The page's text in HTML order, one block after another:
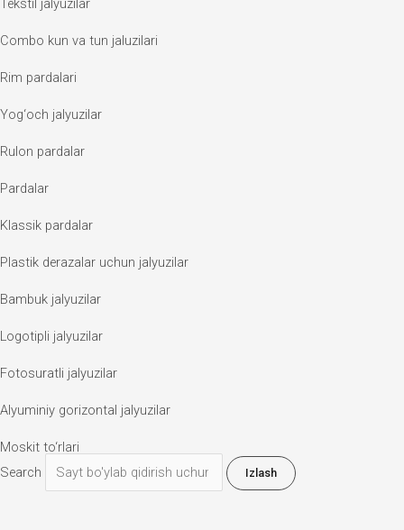
Tekstil jalyuzilar
Combo kun va tun jaluzilari
Rim pardalari
Yog‘och jalyuzilar
Rulon pardalar
Pardalar
Klassik pardalar
Plastik derazalar uchun jalyuzilar
Bambuk jalyuzilar
Logotipli jalyuzilar
Fotosuratli jalyuzilar
Alyuminiy gorizontal jalyuzilar
Moskit to‘rlari
Search
Izlash